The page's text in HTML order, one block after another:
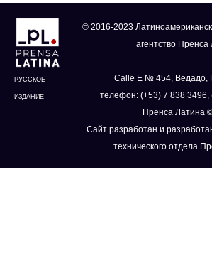
РУССКОЕ
ИЗДАНИЕ
© 2016-2023
агентство Пренса
Calle E № 454, Ведадо,
телефон: (+53) 7 838 3496,
Пренса Латина
Сайт разработан и
технического отдела